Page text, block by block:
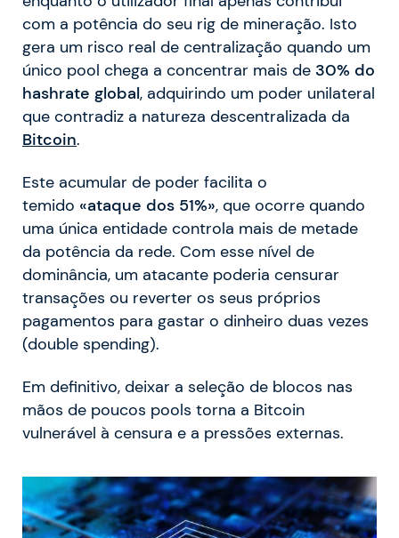
com a potência do seu rig de mineração. Isto
gera um risco real de centralização quando um
único pool chega a concentrar mais de 30% do
hashrate global, adquirindo um poder unilateral
que contradiz a natureza descentralizada da
Bitcoin.
Este acumular de poder facilita o
temido «ataque dos 51%», que ocorre quando
uma única entidade controla mais de metade
da potência da rede. Com esse nível de
dominância, um atacante poderia censurar
transações ou reverter os seus próprios
pagamentos para gastar o dinheiro duas vezes
(double spending).
Em definitivo, deixar a seleção de blocos nas
mãos de poucos pools torna a Bitcoin
vulnerável à censura e a pressões externas.